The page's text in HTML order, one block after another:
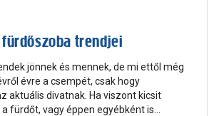
trendjei
jönnek és mennek, de mi ettől még
évre a csempét, csak hogy
aktuális divatnak. Ha viszont kicsit
fürdőt, vagy éppen egyébként is